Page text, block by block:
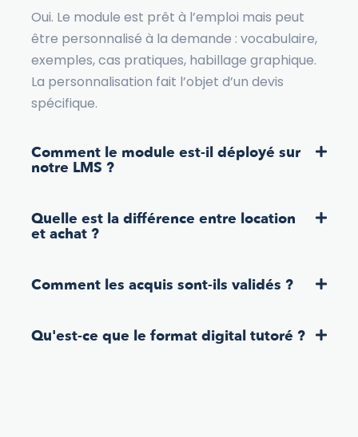
Oui. Le module est prêt à l’emploi mais peut
être personnalisé à la demande : vocabulaire,
exemples, cas pratiques, habillage graphique.
La personnalisation fait l’objet d’un devis
spécifique.
Comment le module est-il déployé sur
notre LMS ?
Quelle est la différence entre location
et achat ?
Comment les acquis sont-ils validés ?
Qu'est-ce que le format digital tutoré ?